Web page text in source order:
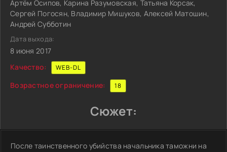
Артём Осипов, Карина Разумовская, Татьяна Корсак,
Сергей Погосян, Владимир Мишуков, Алексей Матошин,
Андрей Субботин
Дата выхода:
8 июня 2017
Качество:
WEB-DL
Возрастное ограничение: 18
Сюжет:
После таинственного убийства начальника таможни на